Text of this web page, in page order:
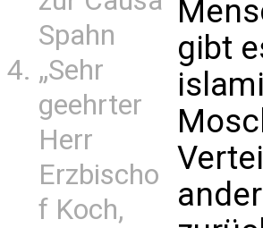
Spahn
„Sehr
geehrter
Herr
Erzbischo
f Koch,
gibt